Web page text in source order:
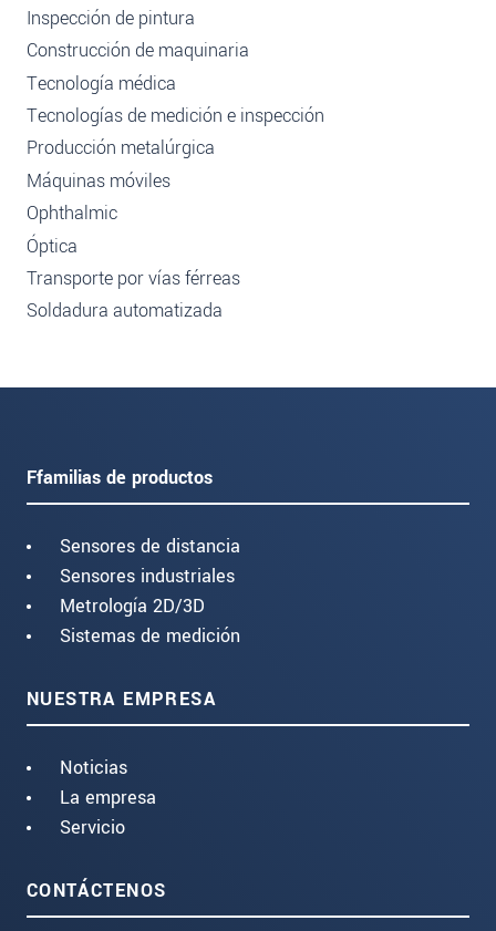
Inspección de pintura
Construcción de maquinaria
Tecnología médica
Tecnologías de medición e inspección
Producción metalúrgica
Máquinas móviles
Ophthalmic
Óptica
Transporte por vías férreas
Soldadura automatizada
Ffamilias de productos
Sensores de distancia
Sensores industriales
Metrología 2D/3D
Sistemas de medición
NUESTRA EMPRESA
Noticias
La empresa
Servicio
CONTÁCTENOS